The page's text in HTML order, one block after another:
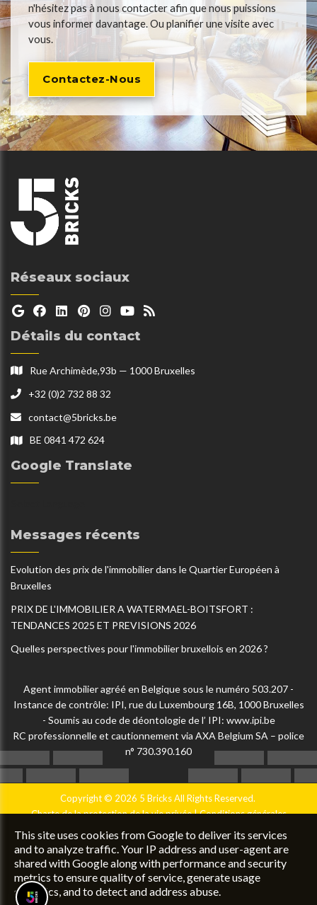
n'hésitez pas à nous contacter afin que nous puissions
vous informer davantage. Ou planifier une visite avec
vous.
Contactez-Nous
Réseaux sociaux
Détails du contact
Rue Archimède,93b — 1000 Bruxelles
+32 (0)2 732 88 32
contact@5bricks.be
BE 0841 472 624
Google Translate
Messages récents
Evolution des prix de l'immobilier dans le Quartier Européen à
Bruxelles
PRIX DE L'IMMOBILIER A WATERMAEL-BOITSFORT :
TENDANCES 2025 ET PREVISIONS 2026
Quelles perspectives pour l'immobilier bruxellois en 2026 ?
Agent immobilier agréé en Belgique sous le numéro 503.207 -
Instance de contrôle: IPI, rue du Luxembourg 16B, 1000 Bruxelles
- Soumis au code de déontologie de l’ IPI: www.ipi.be
RC professionnelle et cautionnement via AXA Belgium SA – police
n° 730.390.160
Copyright © 2026 5 Bricks All Rights Reserved.
Charte de la protection de la vie privée|Conditions générales
d'utilisation du site
Configuration des cookies
UP-TO-DATE
WebDesign
This site uses cookies from Google to deliver its services
and to analyze traffic. Your IP address and user-agent are
shared with Google along with performance and security
metrics to ensure quality of service, generate usage
statistics, and to detect and address abuse.